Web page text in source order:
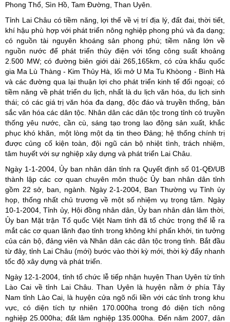
Phong Thổ, Sìn Hồ, Tam Đường, Than Uyên.
Tỉnh Lai Châu có tiềm năng, lợi thế về vị trí địa lý, đất đai, thời tiết,
khí hậu phù hợp với phát triển nông nghiệp phong phú và đa dạng;
có nguồn tài nguyên khoáng sản phong phú; tiềm năng lớn về
nguồn nước để phát triển thủy điện với tổng công suất khoảng
2.500 MW; có đường biên giới dài 265,165km, có cửa khẩu quốc
gia Ma Lù Thàng - Kim Thủy Hà, lối mở U Ma Tu Khòong - Bình Hà
và các đường qua lại thuận lợi cho phát triển kinh tế đối ngoại; có
tiềm năng về phát triển du lịch, nhất là du lịch văn hóa, du lịch sinh
thái; có các giá trị văn hóa đa dạng, độc đáo và truyền thống, bản
sắc văn hóa các dân tộc. Nhân dân các dân tộc trong tỉnh có truyền
thống yêu nước, cần cù, sáng tạo trong lao động sản xuất, khắc
phục khó khăn, một lòng một dạ tin theo Đảng; hệ thống chính trị
được củng cố kiện toàn, đội ngũ cán bộ nhiệt tình, trách nhiệm,
tâm huyết với sự nghiệp xây dựng và phát triển Lai Châu.
Ngày 1-1-2004, Ủy ban nhân dân tỉnh ra Quyết định số 01-QĐ/UB
thành lập các cơ quan chuyên môn thuộc Ủy ban nhân dân tỉnh
gồm 22 sở, ban, ngành. Ngày 2-1-2004, Ban Thường vụ Tỉnh ủy
họp, thống nhất chủ trương về một số nhiệm vụ trọng tâm. Ngày
10-1-2004, Tỉnh ủy, Hội đồng nhân dân, Ủy ban nhân dân lâm thời,
Ủy ban Mặt trận Tổ quốc Việt Nam tỉnh đã tổ chức trọng thể lễ ra
mắt các cơ quan lãnh đạo tỉnh trong không khí phấn khởi, tin tưởng
của cán bộ, đảng viên và Nhân dân các dân tộc trong tỉnh. Bắt đầu
từ đây, tỉnh Lai Châu (mới) bước vào thời kỳ mới, thời kỳ đẩy nhanh
tốc độ xây dựng và phát triển.
Ngày 12-1-2004, tỉnh tổ chức lễ tiếp nhận huyện Than Uyên từ tỉnh
Lào Cai về tỉnh Lai Châu. Than Uyên là huyện nằm ở phía Tây
Nam tỉnh Lào Cai, là huyện cửa ngõ nối liền với các tỉnh trong khu
vực, có diện tích tự nhiên 170.000ha trong đó diện tích nông
nghiệp 25.000ha; đất lâm nghiệp 135.000ha. Đến năm 2007, dân